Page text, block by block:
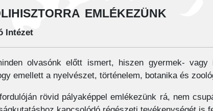
emlékezünk
Intézet
olvasónk előtt ismert, hiszen gyermek-
emellett a nyelvészet, történelem, botanika és
rövid pályaképpel emlékezünk rá, nem